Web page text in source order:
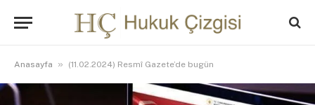
Anasayfa » (11.02.2024) Resmî Gazete’de bugün